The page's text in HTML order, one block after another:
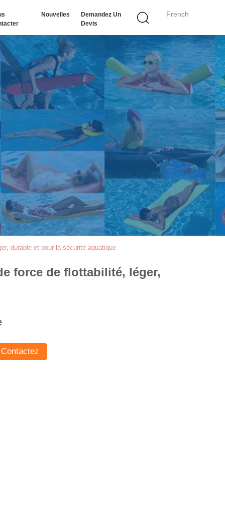
French
Nouvelles
Demandez Un
Devis
durable et pour la sécurité aquatique
force de flottabilité, léger,